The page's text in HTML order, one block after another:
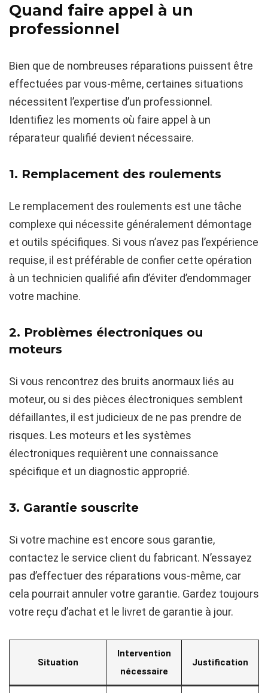
Quand faire appel à un
professionnel
Bien que de nombreuses réparations puissent être
effectuées par vous-même, certaines situations
nécessitent l’expertise d’un professionnel.
Identifiez les moments où faire appel à un
réparateur qualifié devient nécessaire.
1. Remplacement des roulements
Le remplacement des roulements est une tâche
complexe qui nécessite généralement démontage
et outils spécifiques. Si vous n’avez pas l’expérience
requise, il est préférable de confier cette opération
à un technicien qualifié afin d’éviter d’endommager
votre machine.
2. Problèmes électroniques ou
moteurs
Si vous rencontrez des bruits anormaux liés au
moteur, ou si des pièces électroniques semblent
défaillantes, il est judicieux de ne pas prendre de
risques. Les moteurs et les systèmes
électroniques requièrent une connaissance
spécifique et un diagnostic approprié.
3. Garantie souscrite
Si votre machine est encore sous garantie,
contactez le service client du fabricant. N’essayez
pas d’effectuer des réparations vous-même, car
cela pourrait annuler votre garantie. Gardez toujours
votre reçu d’achat et le livret de garantie à jour.
Situation
Intervention
nécessaire
Justification